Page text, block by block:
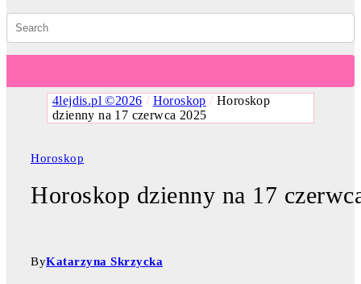
4lejdis.pl ©2026 / Horoskop /Horoskop
dzienny na 17 czerwca 2025
Horoskop
Horoskop dzienny na 17
ByKatarzyna Skrzycka